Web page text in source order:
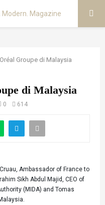
Groupe di Malaysia
di Malaysia
0 614
Ambassador of France to
Sikh Abdul Majid, CEO of
(MIDA) and Tomas